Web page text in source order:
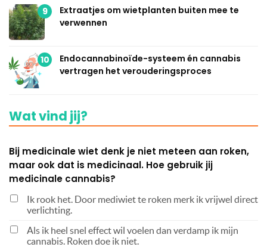
9
Extraatjes om wietplanten buiten mee te
verwennen
10
Endocannabinoïde-systeem én cannabis
vertragen het verouderingsproces
Wat vind jij?
Bij medicinale wiet denk je niet meteen aan roken,
maar ook dat is medicinaal. Hoe gebruik jij
medicinale cannabis?
Ik rook het. Door mediwiet te roken merk ik vrijwel direct
verlichting.
Als ik heel snel effect wil voelen dan verdamp ik mijn
cannabis. Roken doe ik niet.